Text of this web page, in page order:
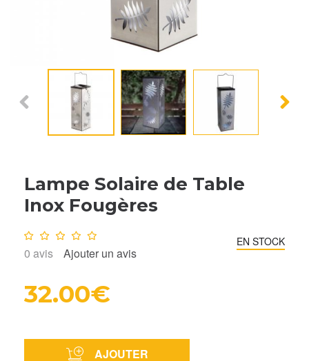
Lampe Solaire de Table
Inox Fougères
Note : 0/10
0 avis Ajouter un avis
EN STOCK
32.00€
AJOUTER